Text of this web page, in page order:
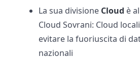
La sua divisione Cloud è
Cloud Sovrani: Cloud
evitare la fuoriuscita di
nazionali